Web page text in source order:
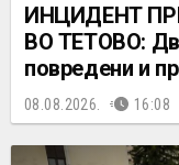
ИНЦИДЕНТ
ВО ТЕТОВО:
повредени и
08.08.2026. 16:08